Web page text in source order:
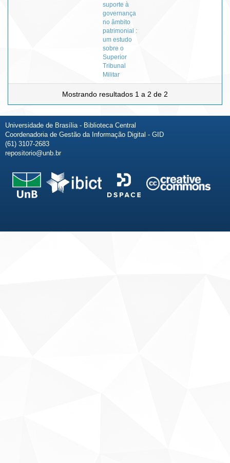
suporte à
governança
no âmbito
patrimonial :
um estudo
sobre o
Superior
Tribunal
Militar
Mostrando resultados 1 a 2 de 2
Universidade de Brasília - Biblioteca Central
Coordenadoria de Gestão da Informação Digital - GID
(61) 3107-2683
repositorio@unb.br